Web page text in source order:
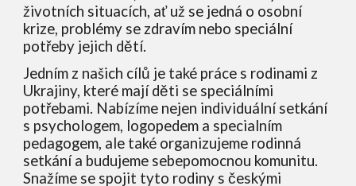
životních situacích, ať už se jedná o osobní
krize, problémy se zdravím nebo speciální
potřeby jejich dětí.
Jedním z našich cílů je také práce s rodinami z
Ukrajiny, které mají děti se speciálními
potřebami. Nabízíme nejen individuální setkání
s psychologem, logopedem a specialním
pedagogem, ale také organizujeme rodinná
setkání a budujeme sebepomocnou komunitu.
Snažíme se spojit tyto rodiny s českými